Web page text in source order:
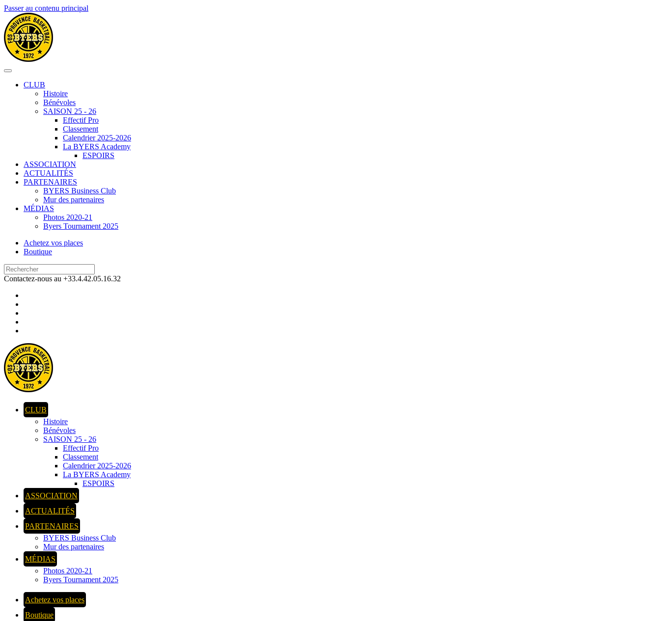
Passer au contenu principal
CLUB
Histoire
Bénévoles
SAISON 25 - 26
Effectif Pro
Classement
Calendrier 2025-2026
La BYERS Academy
ESPOIRS
ASSOCIATION
ACTUALITÉS
PARTENAIRES
BYERS Business Club
Mur des partenaires
MÉDIAS
Photos 2020-21
Byers Tournament 2025
Achetez vos places
Boutique
Contactez-nous au +33.4.42.05.16.32
CLUB
Histoire
Bénévoles
SAISON 25 - 26
Effectif Pro
Classement
Calendrier 2025-2026
La BYERS Academy
ESPOIRS
ASSOCIATION
ACTUALITÉS
PARTENAIRES
BYERS Business Club
Mur des partenaires
MÉDIAS
Photos 2020-21
Byers Tournament 2025
Achetez vos places
Boutique